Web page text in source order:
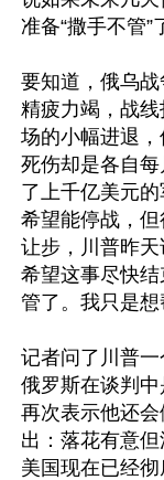
准备“撒手不管”
要知道，俄乌
精疲力竭，战
场的小幅进退
死伤却是各自
了上千亿美元
希望能停战，
让步，川普昨
希望这事尽快
管了。我只是想
记者问了川普
俄罗斯在谈判中
再次表示他还
出：落花有意
美国现在已经